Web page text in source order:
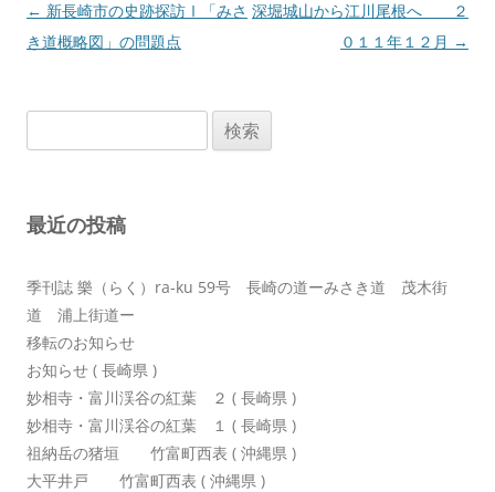
投
稿
ョ
← 新長崎市の史跡探訪Ⅰ「みさ
き道概略図」の問題点
深堀城山から江川尾根へ ２
０１１年１２月 →
索:
最近の投稿
季刊誌 樂（らく）ra-ku 59号 長崎の道ーみさき道 茂木街
道 浦上街道ー
移転のお知らせ
お知らせ ( 長崎県 )
妙相寺・富川渓谷の紅葉 ２ ( 長崎県 )
妙相寺・富川渓谷の紅葉 １ ( 長崎県 )
祖納岳の猪垣 竹富町西表 ( 沖縄県 )
大平井戸 竹富町西表 ( 沖縄県 )